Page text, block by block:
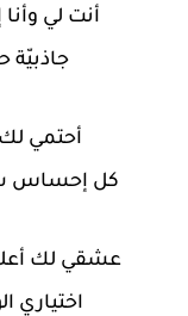
أنت لي
جاذبيّة
أحتمي
كل إحساس
عشقي لك
اختياري